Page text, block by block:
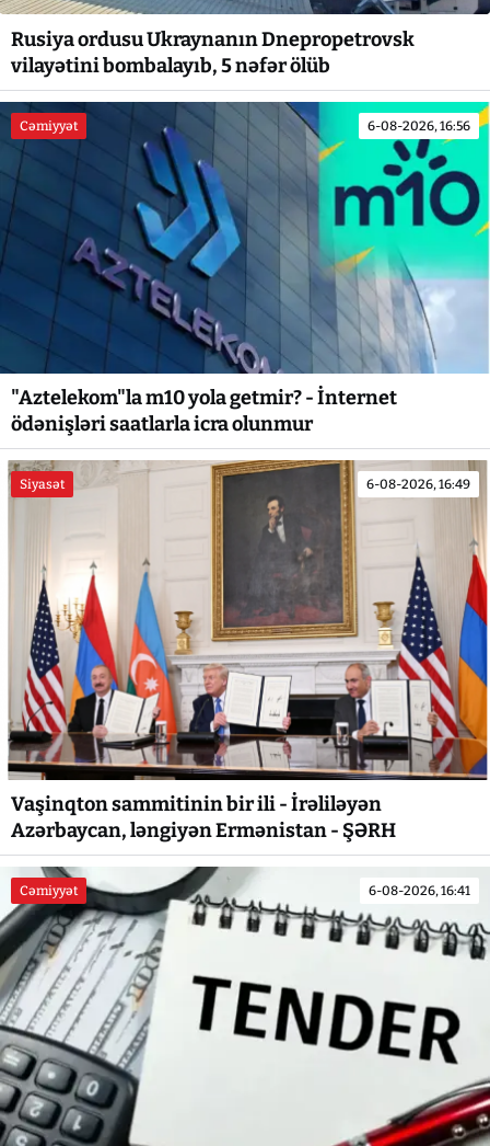
Rusiya ordusu Ukraynanın Dnepropetrovsk
vilayətini bombalayıb, 5 nəfər ölüb
Cəmiyyət 6-08-2026, 16:56
"Aztelekom"la m10 yola getmir? - İnternet
ödənişləri saatlarla icra olunmur
Siyasət 6-08-2026, 16:49
Vaşinqton sammitinin bir ili - İrəliləyən
Azərbaycan, ləngiyən Ermənistan - ŞƏRH
Cəmiyyət 6-08-2026, 16:41